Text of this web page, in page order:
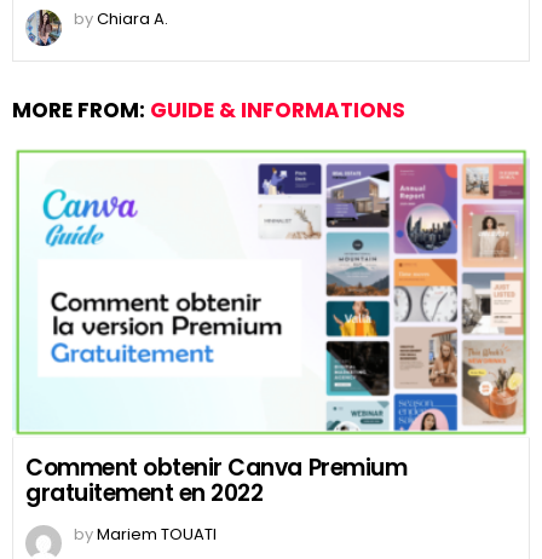
byChiara A.
MORE FROM: GUIDE & INFORMATIONS
Comment obtenir Canva Premium
gratuitement en 2022
byMariem TOUATI